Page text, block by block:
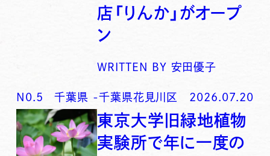
店「りんか」がオープ
ン
WRITTEN BY 安田優子
N0. 5 千葉県 -千葉県花見川区 2026.07.20
東京大学旧緑地植物
実験所で年に一度の